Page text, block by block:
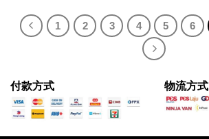
1 2 3 4 5 6
付款方式 物流方式